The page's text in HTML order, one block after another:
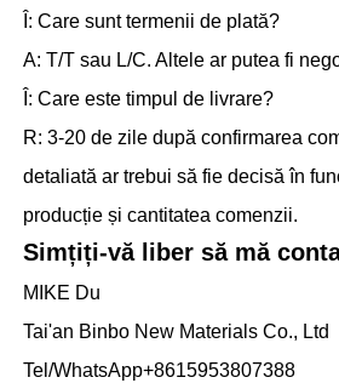
Î: Care sunt termenii de plată?
A: T/T sau L/C. Altele ar putea fi
Î: Care este timpul de livrare?
R: 3-20 de zile după confirmarea
detaliată ar trebui să fie decisă în
producție și cantitatea comenzii.
Simțiți-vă liber să mă
MIKE Du
Tai'an Binbo New Materials Co., Ltd
Tel/WhatsApp+8615953807388